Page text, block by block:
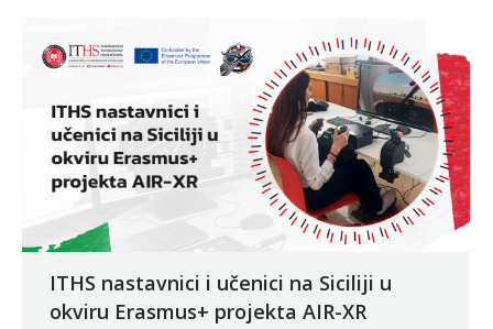
ITHS nastavnici i učenici na Siciliji u
okviru Erasmus+ projekta AIR-XR